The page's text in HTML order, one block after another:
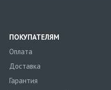
ПОКУПАТЕЛЯМ
Оплата
Доставка
Гарантия